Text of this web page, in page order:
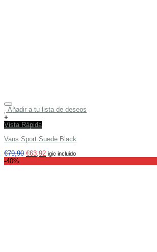
Añadir a tu lista de deseos
+
Vista Rápida
Vans Sport Suede Black
€79,90 €63,92 igic incluido
-40%